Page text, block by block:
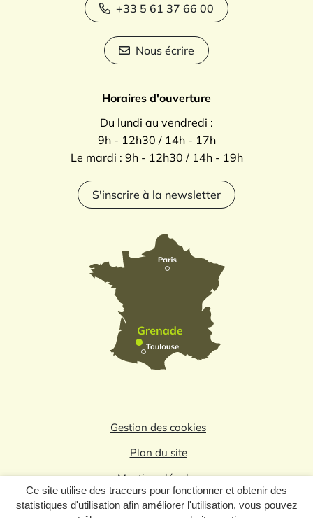
Ce site utilise des traceurs pour fonctionner et obtenir des
statistiques d'utilisation afin améliorer l'utilisation, vous pouvez
+33 5 61 37 66 00
Nous écrire
Horaires d'ouverture
Du lundi au vendredi :
9h - 12h30 / 14h - 17h
Le mardi : 9h - 12h30 / 14h - 19h
S'inscrire à la newsletter
Gestion des cookies
Plan du site
Mentions légales
Politique de confidentialité